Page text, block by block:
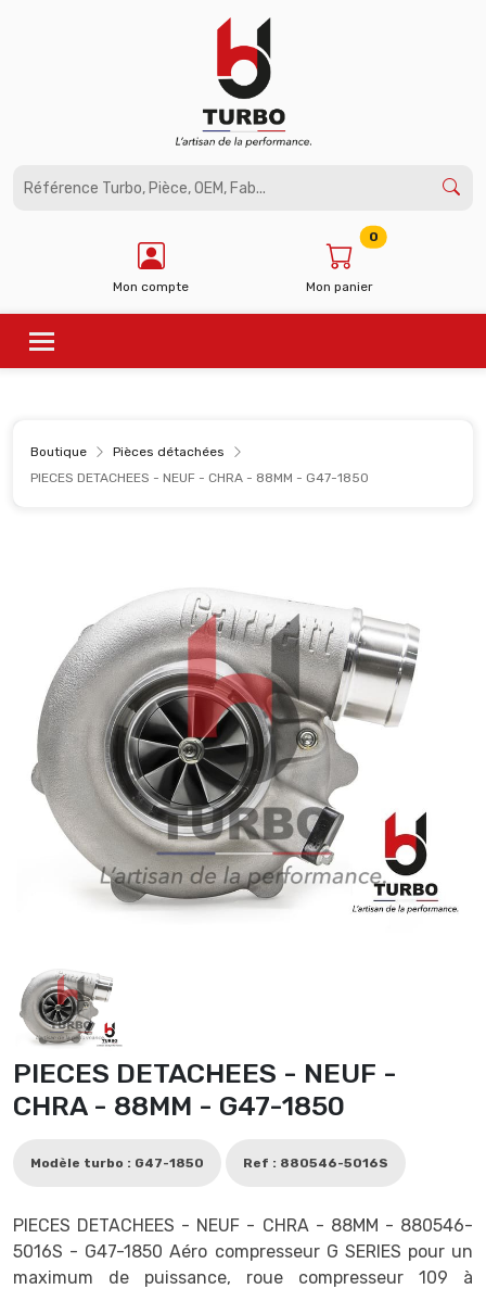
Mon compte Mon panier
0
Boutique
Pièces détachées
PIECES DETACHEES - NEUF - CHRA - 88MM - G47-1850
PIECES DETACHEES - NEUF -
CHRA - 88MM - G47-1850
Modèle turbo : G47-1850 Ref : 880546-5016S
PIECES DETACHEES - NEUF - CHRA - 88MM - 880546-
5016S - G47-1850 Aéro compresseur G SERIES pour un
maximum de puissance, roue compresseur 109 à
Panneau de gestion des cookies